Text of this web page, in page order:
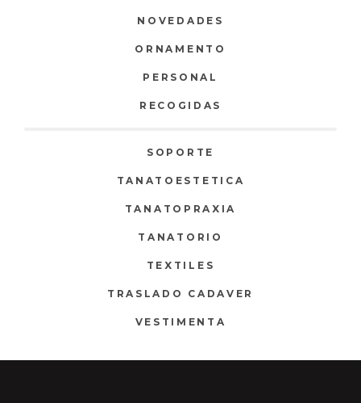
NOVEDADES
ORNAMENTO
PERSONAL
RECOGIDAS
SOPORTE
TANATOESTETICA
TANATOPRAXIA
TANATORIO
TEXTILES
TRASLADO CADAVER
VESTIMENTA